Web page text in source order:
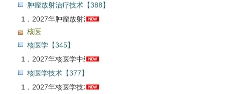
肿瘤放射治疗技术【388】
1． 2027年肿瘤放射治疗技术中级职称考试题库【真题精选＋章节题库＋模拟试题】AI讲解
核医
核医学【345】
1． 2027年核医学中级职称考试题库【章节题库＋模拟试题】AI讲解
核医学技术【377】
1． 2027年核医学技术中级职称考试题库【真题精选＋章节题库＋模拟试题】AI讲解